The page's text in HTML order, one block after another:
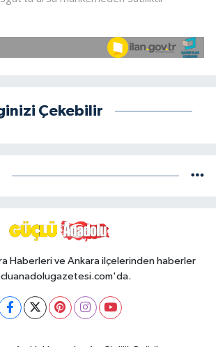
Çekebilir
Haberleri ve Ankara ilçelerinden haberler